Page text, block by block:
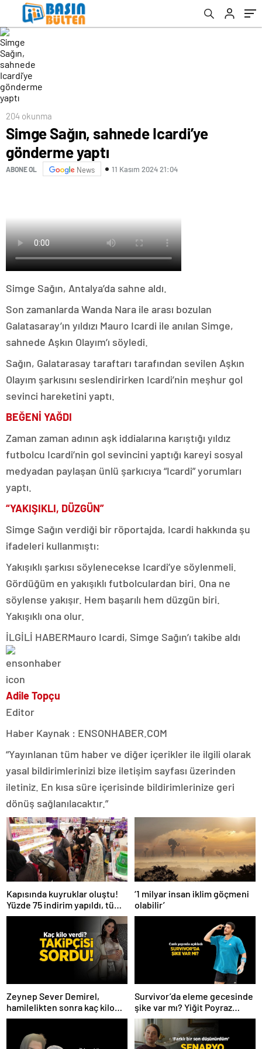
204 okunma
Simge Sağın, sahnede Icardi’ye
gönderme yaptı
ABONE OL News 11 Kasım 2024 21:04
Simge Sağın, Antalya’da sahne aldı.
Son zamanlarda Wanda Nara ile arası bozulan
Galatasaray’ın yıldızı Mauro Icardi ile anılan Simge,
sahnede Aşkın Olayım’ı söyledi.
Sağın, Galatarasay taraftarı tarafından sevilen Aşkın
Olayım şarkısını seslendirirken Icardi’nin meşhur gol
sevinci hareketini yaptı.
BEĞENİ YAĞDI
Zaman zaman adının aşk iddialarına karıştığı yıldız
futbolcu Icardi’nin gol sevincini yaptığı kareyi sosyal
medyadan paylaşan ünlü şarkıcıya “Icardi” yorumları
yaptı.
“YAKIŞIKLI, DÜZGÜN”
Simge Sağın verdiği bir röportajda, Icardi hakkında şu
ifadeleri kullanmıştı:
Yakışıklı şarkısı söylenecekse Icardi’ye söylenmeli.
Gördüğüm en yakışıklı futbolculardan biri. Ona ne
söylense yakışır. Hem başarılı hem düzgün biri.
Yakışıklı ona olur.
İLGİLİ HABERMauro Icardi, Simge Sağın’ı takibe aldı
Adile Topçu
Editor
Haber Kaynak : ENSONHABER.COM
“Yayınlanan tüm haber ve diğer içerikler ile ilgili olarak
yasal bildirimlerinizi bize iletişim sayfası üzerinden
iletiniz. En kısa süre içerisinde bildirimlerinize geri
dönüş sağlanılacaktır.”
Kapısında kuyruklar oluştu!
Yüzde 75 indirim yapıldı, tüm
ürünler kapış kapış gitti
‘1 milyar insan iklim göçmeni
olabilir’
Zeynep Sever Demirel,
hamilelikten sonra kaç kilo
verdiğini açıkladı! ‘Yaza kadar
Survivor’da eleme gecesinde
şike var mı? Yiğit Poyraz
düelloda Volkan’la
yaşananları ilk kez anlattı!